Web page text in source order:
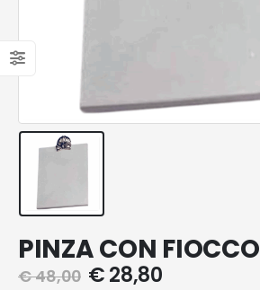
PINZA CON FIOCCO
€48,00 €28,80